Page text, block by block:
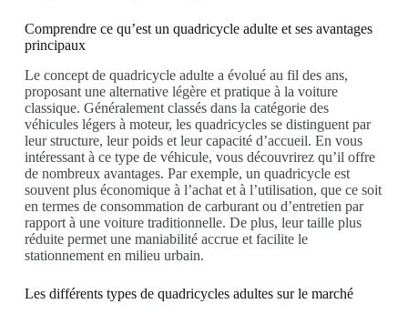
Comprendre ce qu’est un quadricycle adulte et ses avantages
principaux
Le concept de quadricycle adulte a évolué au fil des ans,
proposant une alternative légère et pratique à la voiture
classique. Généralement classés dans la catégorie des
véhicules légers à moteur, les quadricycles se distinguent par
leur structure, leur poids et leur capacité d’accueil. En vous
intéressant à ce type de véhicule, vous découvrirez qu’il offre
de nombreux avantages. Par exemple, un quadricycle est
souvent plus économique à l’achat et à l’utilisation, que ce soit
en termes de consommation de carburant ou d’entretien par
rapport à une voiture traditionnelle. De plus, leur taille plus
réduite permet une maniabilité accrue et facilite le
stationnement en milieu urbain.
Les différents types de quadricycles adultes sur le marché